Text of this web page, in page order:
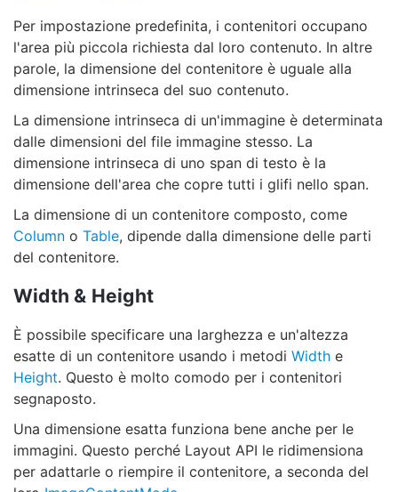
Per impostazione predefinita, i contenitori occupano
l'area più piccola richiesta dal loro contenuto. In altre
parole, la dimensione del contenitore è uguale alla
dimensione intrinseca del suo contenuto.
La dimensione intrinseca di un'immagine è determinata
dalle dimensioni del file immagine stesso. La
dimensione intrinseca di uno span di testo è la
dimensione dell'area che copre tutti i glifi nello span.
La dimensione di un contenitore composto, come
Column o Table, dipende dalla dimensione delle parti
del contenitore.
Width & Height
È possibile specificare una larghezza e un'altezza
esatte di un contenitore usando i metodi Width e
Height. Questo è molto comodo per i contenitori
segnaposto.
Una dimensione esatta funziona bene anche per le
immagini. Questo perché Layout API le ridimensiona
per adattarle o riempire il contenitore, a seconda del